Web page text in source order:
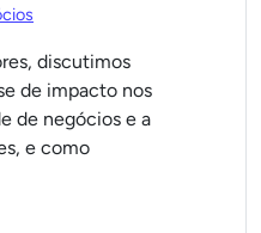
discutimos
de impacto nos
de negócios e a
e como